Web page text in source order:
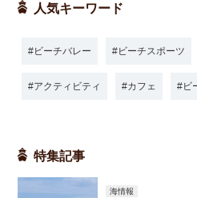
人気キーワード
ビーチバレー ビーチスポーツ
アクティビティ カフェ ビ
特集記事
海情報